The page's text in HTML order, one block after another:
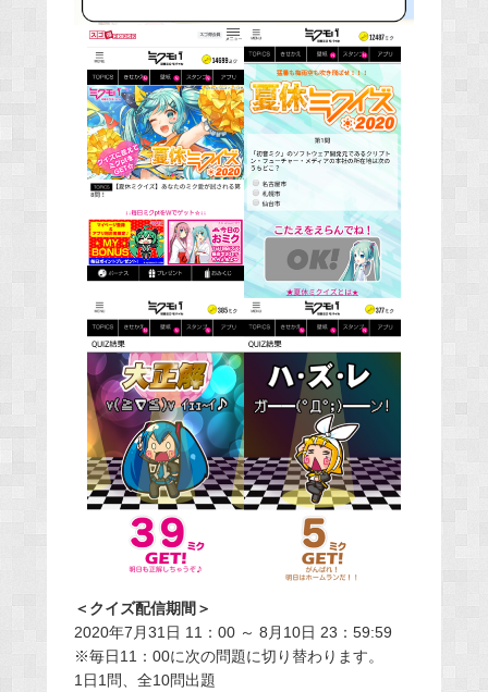
＜クイズ配信期間＞
2020年7月31日 11：00 ～ 8月10日 23：59:59
※毎日11：00に次の問題に切り替わります。
1日1問、全10問出題